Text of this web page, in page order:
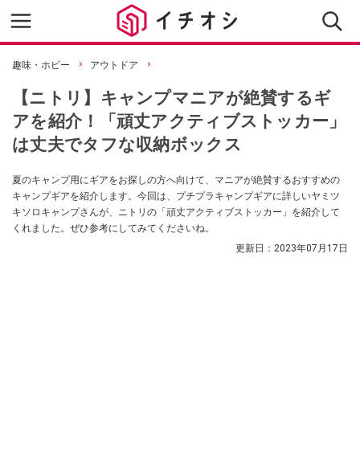
趣味・ホビー アウトドア
【ニトリ】キャンプマニアが絶賛するギ
アを紹介！「頑丈アクティブストッカー」
は丈夫でタフな収納ボックス
夏のキャンプ用にギアをお探しの方へ向けて、マニアが絶賛するおすすめの
キャンプギアを紹介します。今回は、プチプラキャンプギアに詳しいヤミツ
キソロキャンプさんが、ニトリの「頑丈アクティブストッカー」を紹介して
くれました。ぜひ参考にしてみてくださいね。
更新日： 2023年07月17日